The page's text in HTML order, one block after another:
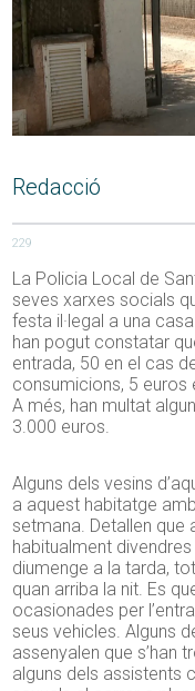
Redacció
229
La Policia Local de
seves xarxes socials
festa il·legal a una
han pogut constatar
entrada, 50 en el cas
consumicions, 5 euros
A més, han multat
3.000 euros.
Alguns dels vesins
a aquest habitatge
setmana. Detallen
habitualment
diumenge a la tarda,
quan arriba la nit. Es
ocasionades per
seus vehicles. Alguns
assenyalen que s’han
alguns dels assistents